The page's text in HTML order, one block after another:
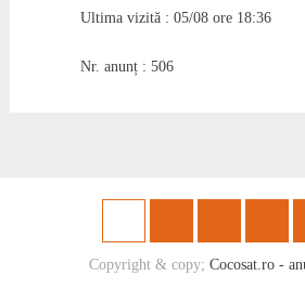
Ultima vizită : 05/08 ore 18:36
Nr. anunț : 506
Copyright & copy; Cocosat.ro -